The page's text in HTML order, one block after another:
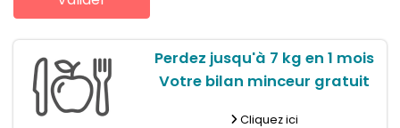
Perdez jusqu'à 7 kg en 1 mois
Votre bilan minceur gratuit
Cliquez ici